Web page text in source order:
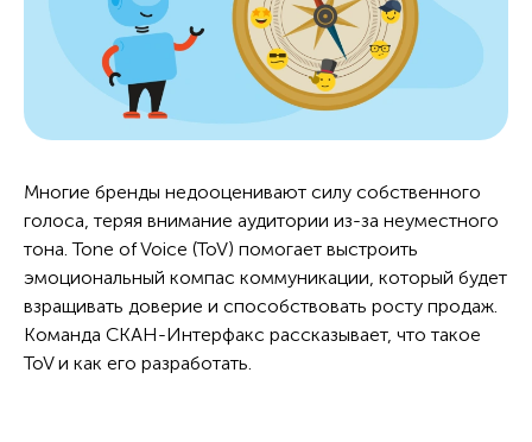
Многие бренды недооценивают силу собственного
голоса, теряя внимание аудитории из-за неуместного
тона. Tone of Voice (ToV) помогает выстроить
эмоциональный компас коммуникации, который будет
взращивать доверие и способствовать росту продаж.
Команда СКАН-Интерфакс рассказывает, что такое
ToV и как его разработать.